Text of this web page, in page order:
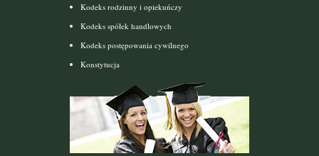
Kodeks rodzinny i opiekuńczy
Kodeks spółek handlowych
Kodeks postępowania cywilnego
Konstytucja